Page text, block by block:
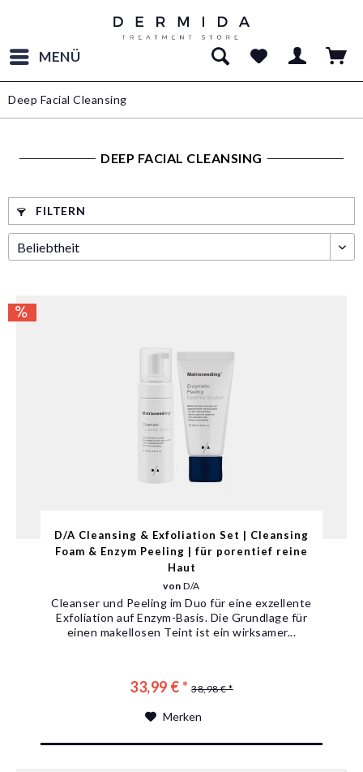
MENÜ
Deep Facial Cleansing
DEEP FACIAL CLEANSING
FILTERN
D/A Cleansing & Exfoliation Set | Cleansing
Foam & Enzym Peeling | für porentief reine
Haut
vonD/A
Cleanser und Peeling im Duo für eine exzellente
Exfoliation auf Enzym-Basis. Die Grundlage für
einen makellosen Teint ist ein wirksamer...
33,99 € * 38,98 € *
Merken